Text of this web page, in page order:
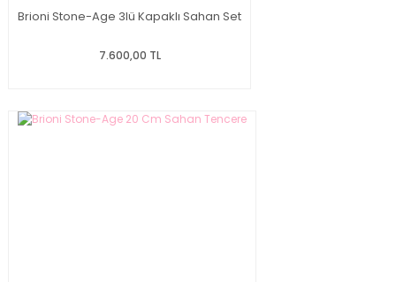
Brioni Stone-Age 3lü Kapaklı Sahan Set
7.600,00 TL